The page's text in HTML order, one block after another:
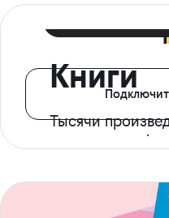
Книги
Тысячи
с доступом